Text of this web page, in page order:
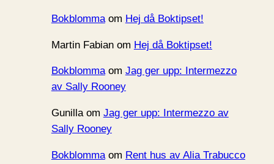
Bokblommaom Hej då Boktipset!
Martin Fabianom Hej då Boktipset!
Bokblommaom Jag ger upp: Intermezzo
av Sally Rooney
Gunillaom Jag ger upp: Intermezzo av
Sally Rooney
Bokblommaom Rent hus av Alia Trabucco